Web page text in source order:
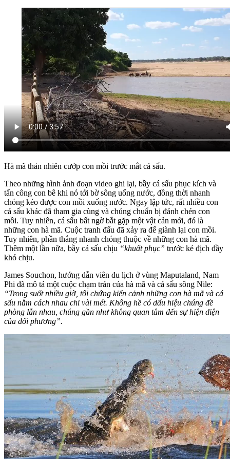
Hà mã thản nhiên cướp con mồi trước mắt cá sấu.
Theo những hình ảnh đoạn video ghi lại, bầy cá sấu phục kích và
tấn công con bê khi nó tới bờ sông uống nước, đồng thời nhanh
chóng kéo được con mồi xuống nước. Ngay lập tức, rất nhiều con
cá sấu khác đã tham gia cùng và chúng chuẩn bị đánh chén con
mồi. Tuy nhiên, cá sấu bất ngờ bắt gặp một vật cản mới, đó là
những con hà mã. Cuộc tranh đấu đã xảy ra để giành lại con mồi.
Tuy nhiên, phần thắng nhanh chóng thuộc về những con hà mã.
Thêm một lần nữa, bầy cá sấu chịu “khuất phục” trước kẻ địch đầy
khó chịu.
James Souchon, hướng dẫn viên du lịch ở vùng Maputaland, Nam
Phi đã mô tả một cuộc chạm trán của hà mã và cá sấu sông Nile:
“Trong suốt nhiều giờ, tôi chứng kiến cảnh những con hà mã và cá
sấu nằm cách nhau chỉ vài mét. Không hề có dấu hiệu chúng đề
phòng lẫn nhau, chúng gần như không quan tâm đến sự hiện diện
của đối phương”.